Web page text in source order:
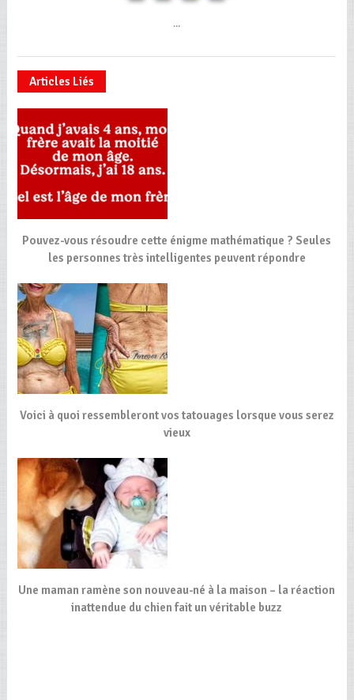
...
Articles Liés
Pouvez-vous résoudre cette énigme mathématique ? Seules
les personnes très intelligentes peuvent répondre
Voici à quoi ressembleront vos tatouages lorsque vous serez
vieux
Une maman ramène son nouveau-né à la maison – la réaction
inattendue du chien fait un véritable buzz